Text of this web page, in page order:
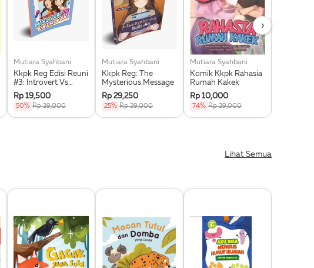
Mutiara Syahbani
Kkpk Reg Edisi Reuni
#3: Introvert Vs
Extrovert
Rp 19,500
50% Rp 39,000
Mutiara Syahbani
Kkpk Reg: The
Mysterious Message
Rp 29,250
25% Rp 39,000
Mutiara Syahbani
Komik Kkpk Rahasia
Rumah Kakek
Rp 10,000
74% Rp 39,000
›
Lihat Semua